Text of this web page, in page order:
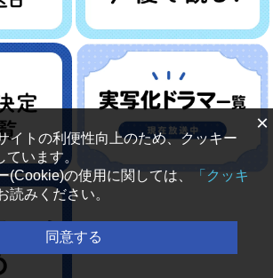
×
イトの利便性向上のため、クッキー
います。
(Cookie)の使用に関しては、
「クッキ
読みください。
同意する